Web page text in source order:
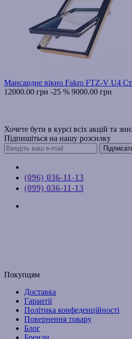
Мансардне вікно Fakro FTZ-V U4
12000.00 грн -25 % 9000.00 грн
Хочете бути в курсі всіх акцій та
Підпишіться на нашу розсилку
(096) 036-11-13
(099) 036-11-13
Покупцям
Доставка
Гарантії
Політика конфеденційності
Повернення товару
Блог
Бренди